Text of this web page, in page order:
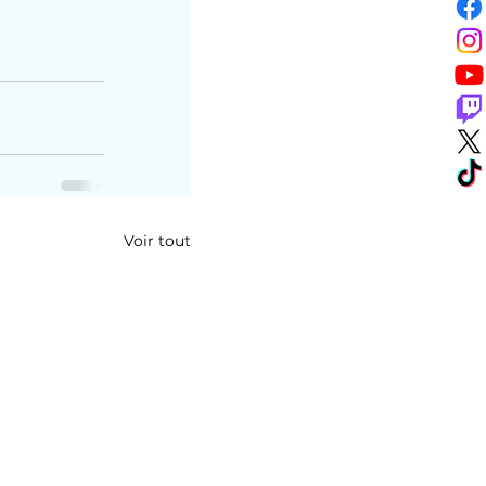
Voir tout